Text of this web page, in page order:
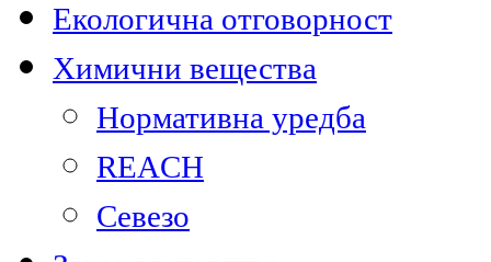
Екологична отговорност
Химични вещества
Нормативна уредба
REACH
Севезо